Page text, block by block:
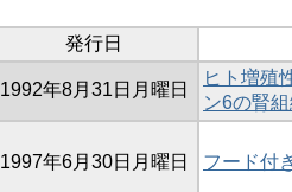
発行日
1992年8月31日月曜日
ヒト増殖
ン6の腎
1997年6月30日月曜日 フード付